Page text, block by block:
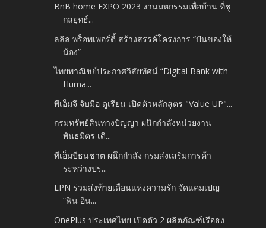
BnB home EXPO 2023 งานมหกรรมเพื่อบ้าน ที่ชู
กลยุทธ์...
ลลิล พร็อพเพอร์ตี้ สร้างสรรค์โครงการ “ปันของให้
น้อง”
ไทยพาณิชย์ประกาศวิสัยทัศน์ “Digital Bank with
Huma...
พีเอ็มจี จับมือ ดูเรียน เปิดตัวหลักสูตร "Value UP"...
กรมทรัพย์สินทางปัญญา ผนึกกำลังหน่วยงาน
พันธมิตร เดิ...
ทีเอ็มบีธนชาต ผนึกกำลัง กรมส่งเสริมการค้า
ระหว่างปร...
LPN ร่วมส่งท้ายเดือนแห่งความรัก จัดแคมเปญ
“ฟิน อิน...
OnePlus ประเทศไทย เปิดตัว 2 ผลิตภัณฑ์เรือธง